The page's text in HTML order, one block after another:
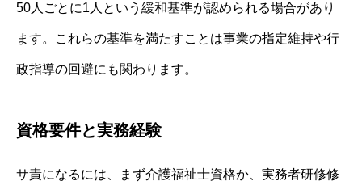
50人ごとに1人という緩和基準が認められる場合があり
ます。これらの基準を満たすことは事業の指定維持や行
政指導の回避にも関わります。
資格要件と実務経験
サ責になるには、まず介護福祉士資格か、実務者研修修